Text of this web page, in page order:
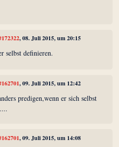
, 08. Juli 2015, um 20:15
selbst definieren.
, 09. Juli 2015, um 12:42
predigen,wenn er sich selbst
, 09. Juli 2015, um 14:08